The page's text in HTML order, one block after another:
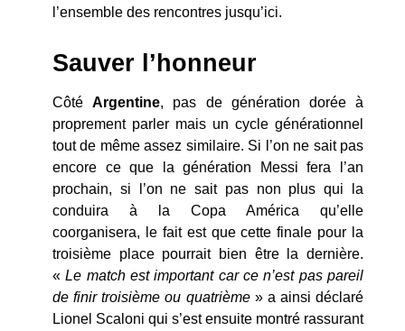
l’ensemble des rencontres jusqu’ici.
Sauver l’honneur
CôtéArgentine, pas de génération dorée à
proprement parler mais un cycle générationnel
tout de même assez similaire. Si l’on ne sait pas
encore ce que la génération Messi fera l’an
prochain, si l’on ne sait pas non plus qui la
conduira à la Copa América qu’elle
coorganisera, le fait est que cette finale pour la
troisième place pourrait bien être la dernière.
«Le match est important car ce n’est pas pareil
de finir troisième ou quatrième » a ainsi déclaré
Lionel Scaloni qui s’est ensuite montré rassurant